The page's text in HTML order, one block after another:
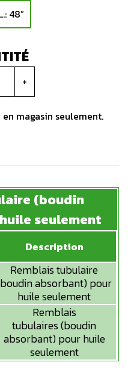
48”
+
magasin seulement.
(boudin
seulement
Description
Remblais tubulaire
absorbant) pour
huile seulement
Remblais
tubulaires (boudin
absorbant) pour huile
seulement